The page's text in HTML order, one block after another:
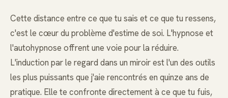
Cette distance entre ce que tu sais et ce que tu ressens,
c'est le cœur du problème d'estime de soi. L'hypnose et
l'autohypnose offrent une voie pour la réduire.
L'induction par le regard dans un miroir est l'un des outils
les plus puissants que j'aie rencontrés en quinze ans de
pratique. Elle te confronte directement à ce que tu fuis,